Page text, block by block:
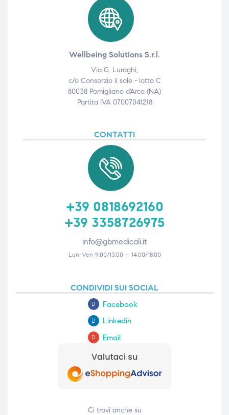
Wellbeing Solutions S.r.l.
Via G. Luraghi,
c/o Consorzio il sole - lotto C
80038 Pomigliano d'Arco (NA)
Partita IVA 07007041218
CONTATTI
+39 0818692160
+39 3358726975
info@gbmedicali.it
Lun-Ven 9:00/13:00 – 14:00/18:00
CONDIVIDI SUI SOCIAL
Facebook
Linkedin
Email
Ci trovi anche su